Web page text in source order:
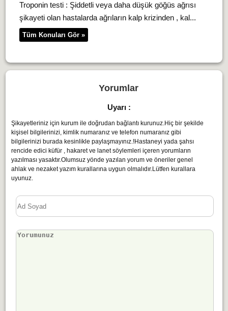
Troponin testi : Şiddetli veya daha düşük göğüs ağrısı
şikayeti olan hastalarda ağrıların kalp krizinden , kal...
Tüm Konuları Gör »
Yorumlar
Uyarı :
Şikayetleriniz için kurum ile doğrudan bağlantı kurunuz.Hiç bir şekilde
kişisel bilgilerinizi, kimlik numaranız ve telefon numaranız gibi
bilgilerinizi burada kesinlikle paylaşmayınız.!Hastaneyi yada şahsı
rencide edici küfür , hakaret ve lanet söylemleri içeren yorumların
yazılması yasaktır.Olumsuz yönde yazılan yorum ve öneriler genel
ahlak ve nezaket yazım kurallarına uygun olmalıdır.Lütfen kurallara
uyunuz.